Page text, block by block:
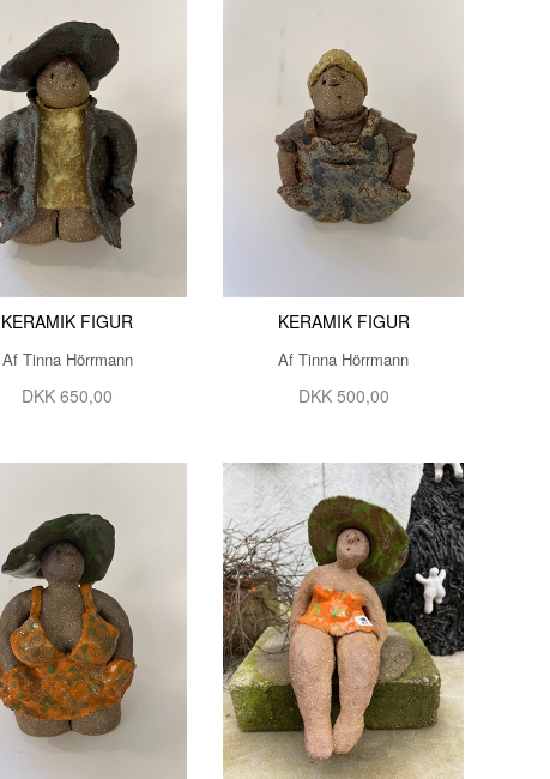
JAN SCHULER
JEANNETT BOEL
JES VESTERGAARD
JETTE REINERT
JOHANNE PALLISGAARD
LÆRKE BRIX
MAIBRIT BO
MIKAEL KENLIND
OLE HJERRILD
ROLF BENGTSSON
SARAH HØI
SIDSEL BRIX
SIDSEL BRIX OG DIANA
THOMAS HOLST
THOMINE FELTHAUS
KERAMIK FIGUR
Af Tinna Hörrmann
DKK 650,00
KERAMIK FIGUR
Af Tinna Hörrmann
DKK 500,00